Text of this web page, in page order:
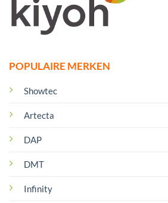
POPULAIRE MERKEN
Showtec
Artecta
DAP
DMT
Infinity